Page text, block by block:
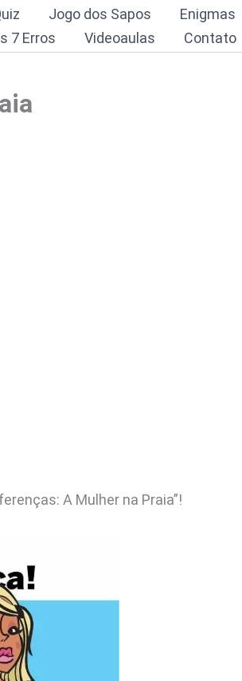
Jogo dos Sapos Enigmas
7 Erros Videoaulas Contato
A Mulher na Praia”!